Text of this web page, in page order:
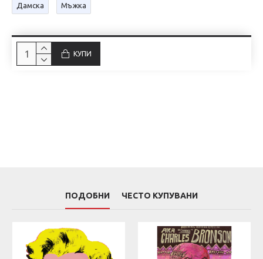
Дамска Мъжка
КУПИ
ПОДОБНИ ЧЕСТО КУПУВАНИ